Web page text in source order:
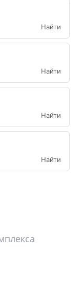
Найти
Найти
Найти
Найти